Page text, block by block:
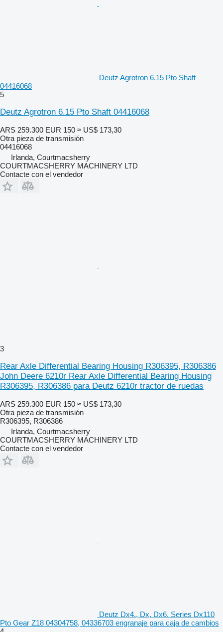
Deutz Agrotron 6.15 Pto Shaft
04416068
5
Deutz Agrotron 6.15 Pto Shaft 04416068
ARS 259.300 EUR 150 ≈ US$ 173,30
Otra pieza de transmisión
04416068
Irlanda, Courtmacsherry
COURTMACSHERRY MACHINERY LTD
Contacte con el vendedor
3
Rear Axle Differential Bearing Housing R306395, R306386
John Deere 6210r Rear Axle Differential Bearing Housing
R306395, R306386 para Deutz 6210r tractor de ruedas
ARS 259.300 EUR 150 ≈ US$ 173,30
Otra pieza de transmisión
R306395, R306386
Irlanda, Courtmacsherry
COURTMACSHERRY MACHINERY LTD
Contacte con el vendedor
Deutz Dx4., Dx, Dx6. Series Dx110
Pto Gear Z18 04304758, 04336703 engranaje para caja de cambios